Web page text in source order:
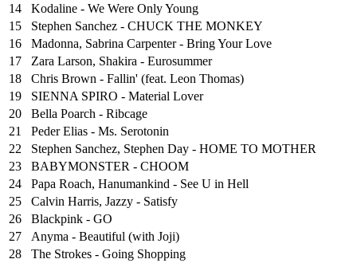
14
Kodaline - We Were Only Young
15
Stephen Sanchez - CHUCK THE MONKEY
16
Madonna, Sabrina Carpenter - Bring Your Love
17
Zara Larson, Shakira - Eurosummer
18
Chris Brown - Fallin' (feat. Leon Thomas)
19
SIENNA SPIRO - Material Lover
20
Bella Poarch - Ribcage
21
Peder Elias - Ms. Serotonin
22
Stephen Sanchez, Stephen Day - HOME TO MOTHER
23
BABYMONSTER - CHOOM
24
Papa Roach, Hanumankind - See U in Hell
25
⁠Calvin Harris, Jazzy - Satisfy
26
Blackpink - GO
27
Anyma - Beautiful (with Joji)
28
The Strokes - Going Shopping